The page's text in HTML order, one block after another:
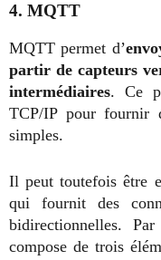
4. MQTT
MQTT permet d’
partir de capteurs
intermédiaires. Ce
TCP/IP pour fournir
simples.
Il peut toutefois être
qui fournit des
bidirectionnelles.
compose de trois